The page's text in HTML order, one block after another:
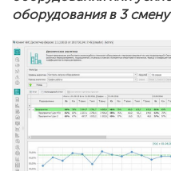
оборудования в 3